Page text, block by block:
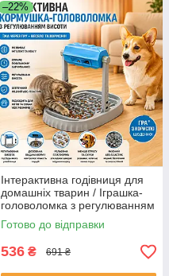
–22%
Інтерактивна годівниця для
домашніх тварин / Іграшка-
головоломка з регулюванням
висоти (ЕКОБОКС)
Готово до відправки
536 ₴ 691 ₴